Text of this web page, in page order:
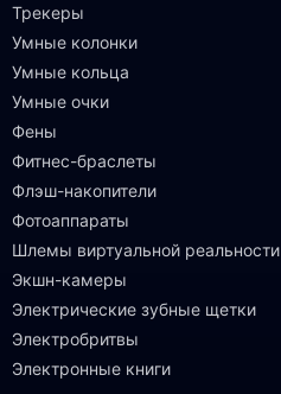
Трекеры
Умные колонки
Умные кольца
Умные очки
Фены
Фитнес-браслеты
Флэш-накопители
Фотоаппараты
Шлемы виртуальной реальности
Экшн-камеры
Электрические зубные щетки
Электробритвы
Электронные книги